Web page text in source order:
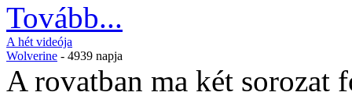
Tovább...
A hét videója
Wolverine - 4939 napja
A rovatban ma két sorozat